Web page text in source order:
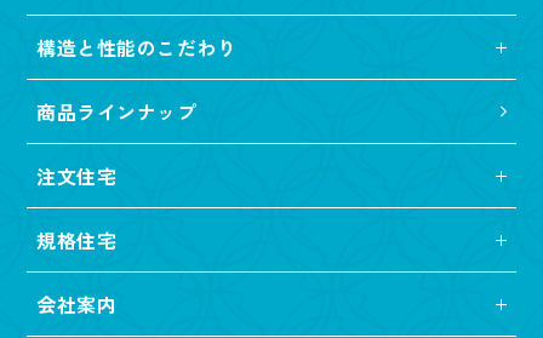
構造と性能のこだわり
商品ラインナップ
注文住宅
規格住宅
会社案内